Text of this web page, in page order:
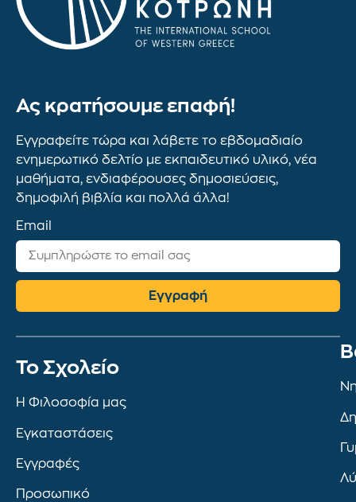
Ας κρατήσουμε επαφή!
Εγγραφείτε τώρα και λάβετε το εβδομαδιαίο
ενημερωτικό δελτίο με εκπαιδευτικό υλικό, νέα
μαθήματα, ενδιαφέρουσες δημοσιεύσεις,
δημοφιλή βιβλία και πολλά άλλα!
Email
Εγγραφή
To Σχολείο
Η Φιλοσοφία μας
Εγκαταστάσεις
Εγγραφές
Προσωπικό